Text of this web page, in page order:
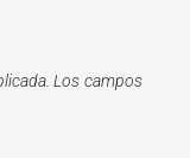
Los campos